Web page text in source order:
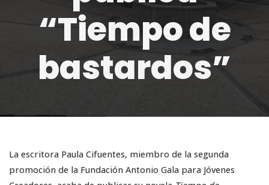
“Tiempo de
bastardos”
La escritora Paula Cifuentes, miembro de la segunda
promoción de la Fundación Antonio Gala para Jóvenes